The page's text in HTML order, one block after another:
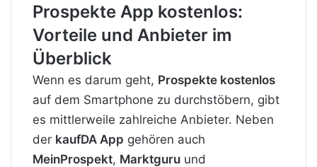
Prospekte App kostenlos:
Vorteile und Anbieter im
Überblick
Wenn es darum geht, Prospekte kostenlos
auf dem Smartphone zu durchstöbern, gibt
es mittlerweile zahlreiche Anbieter. Neben
der kaufDA App gehören auch
MeinProspekt, Marktguru und